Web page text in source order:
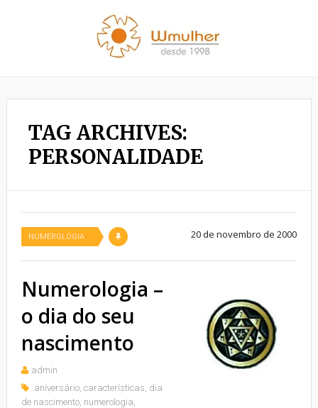
TAG ARCHIVES:
PERSONALIDADE
NUMEROLOGIA 20 de novembro de 2000
Numerologia –
o dia do seu
nascimento
admin
aniversário, características, dia
de nascimento, numerologia,